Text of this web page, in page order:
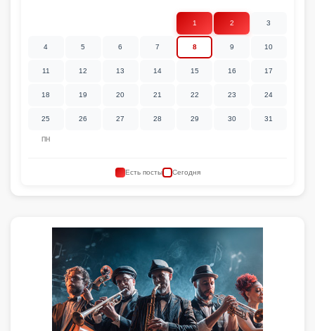
ПН
1 2 3
4 5 6 7 8 9 10
11 12 13 14 15 16 17
18 19 20 21 22 23 24
25 26 27 28 29 30 31
Есть посты Сегодня